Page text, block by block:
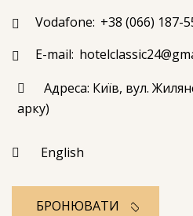
Vodafone: +38 (066) 187-
E-mail:
Адреса: Київ, вул.
арку)
English
БРОНЮВАТИ